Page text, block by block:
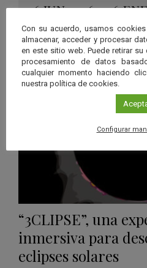
26 JUN 2026 - 26
Eclipse,Planetario/
Málaga,Sevilla
“3CLIPSE”, una
inmersiva para
eclipses solares
Con su acuerdo, usamos
almacenar, acceder y procesar
en este sitio web. Puede retirar
procesamiento de datos
cualquier momento haciendo
nuestra política de cookies.
Configurar